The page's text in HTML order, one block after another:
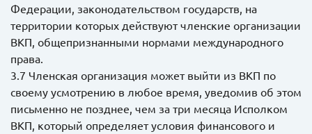
Федерации, законодательством государств, на
территории которых действуют членские организации
ВКП, общепризнанными нормами международного
права.
3.7 Членская организация может выйти из ВКП по
своему усмотрению в любое время, уведомив об этом
письменно не позднее, чем за три месяца Исполком
ВКП, который определяет условия финансового и